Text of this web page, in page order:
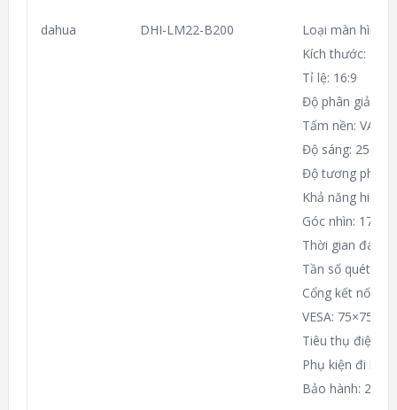
dahua DHI-LM22-B200
Loại màn hình:
Kích thước:
Tỉ lệ: 16:9
Độ phân giải:
Tấm nền: VA
Độ sáng:
Độ tương phản:
Khả năng hiển
Góc nhìn:
Thời gian đáp
Tần số quét:
Cổng kết nối:
VESA: 75×75mm
Tiêu thụ điện:
Phụ kiện đi
Bảo hành: 24